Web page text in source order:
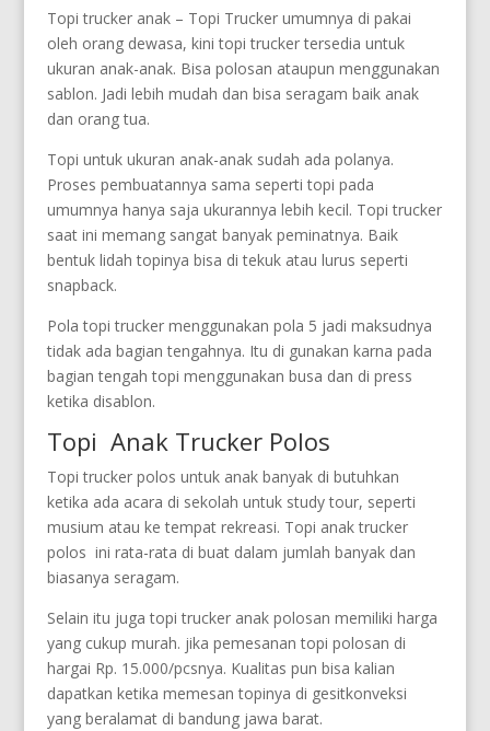
Topi trucker anak – Topi Trucker umumnya di pakai
oleh orang dewasa, kini topi trucker tersedia untuk
ukuran anak-anak. Bisa polosan ataupun menggunakan
sablon. Jadi lebih mudah dan bisa seragam baik anak
dan orang tua.
Topi untuk ukuran anak-anak sudah ada polanya.
Proses pembuatannya sama seperti topi pada
umumnya hanya saja ukurannya lebih kecil. Topi trucker
saat ini memang sangat banyak peminatnya. Baik
bentuk lidah topinya bisa di tekuk atau lurus seperti
snapback.
Pola topi trucker menggunakan pola 5 jadi maksudnya
tidak ada bagian tengahnya. Itu di gunakan karna pada
bagian tengah topi menggunakan busa dan di press
ketika disablon.
Topi Anak Trucker Polos
Topi trucker polos untuk anak banyak di butuhkan
ketika ada acara di sekolah untuk study tour, seperti
musium atau ke tempat rekreasi. Topi anak trucker
polos ini rata-rata di buat dalam jumlah banyak dan
biasanya seragam.
Selain itu juga topi trucker anak polosan memiliki harga
yang cukup murah. jika pemesanan topi polosan di
hargai Rp. 15.000/pcsnya. Kualitas pun bisa kalian
dapatkan ketika memesan topinya di gesitkonveksi
yang beralamat di bandung jawa barat.